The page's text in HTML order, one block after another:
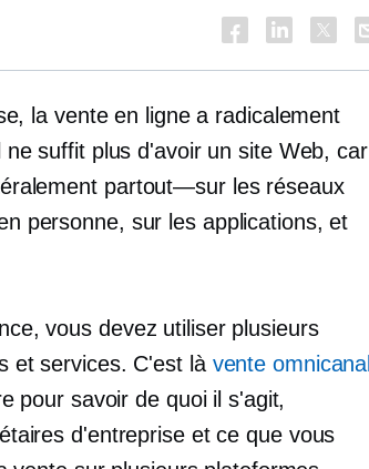
la vente en ligne a radicalement
suffit plus d'avoir un site Web, car
partout—surles réseaux
personne, sur les applications, et
vous devez utiliser plusieurs
et services. C'est là vente omnicanal
pour savoir de quoi il s'agit,
d'entreprise et ce que vous